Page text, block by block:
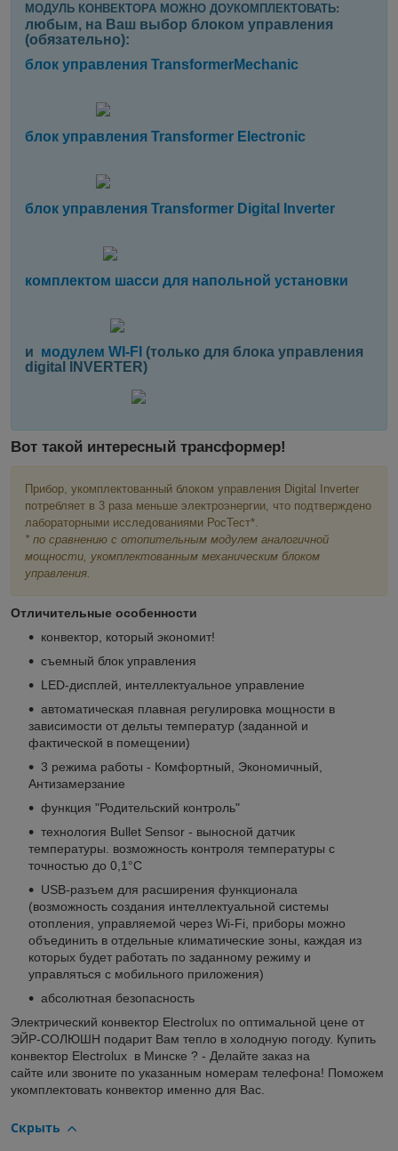
МОДУЛЬ КОНВЕКТОРА МОЖНО ДОУКОМПЛЕКТОВАТЬ:
любым, на Ваш выбор блоком управления
(обязательно):
блок управления TransformerMechanic
блок управления Transformer Electronic
блок управления Transformer Digital Inverter
комплектом шасси для напольной установки
и модулем WI-FI (только для блока управления
digital INVERTER)
Вот такой интересный трансформер!
Прибор, укомплектованный блоком управления Digital Inverter
потребляет в 3 раза меньше электроэнергии, что подтверждено
лабораторными исследованиями РосТест*.
* по сравнению с отопительным модулем аналогичной
мощности, укомплектованным механическим блоком
управления.
Отличительные особенности
конвектор, который экономит!
съемный блок управления
LED-дисплей, интеллектуальное управление
автоматическая плавная регулировка мощности в
зависимости от дельты температур (заданной и
фактической в помещении)
3 режима работы - Комфортный, Экономичный,
Антизамерзание
функция "Родительский контроль"
технология Bullet Sensor - выносной датчик
температуры. возможность контроля температуры с
точностью до 0,1°С
USB-разъем для расширения функционала
(возможность cоздания интеллектуальной системы
отопления, управляемой через Wi-Fi, приборы можно
объединить в отдельные климатические зоны, каждая из
которых будет работать по заданному режиму и
управляться с мобильного приложения)
абсолютная безопасность
Электрический конвектор Electrolux по оптимальной цене от
ЭЙР-СОЛЮШН подарит Вам тепло в холодную погоду. Купить
конвектор Electrolux в Минске ? - Делайте заказ на
сайте или звоните по указанным номерам телефона! Поможем
укомплектовать конвектор именно для Вас.
Скрыть